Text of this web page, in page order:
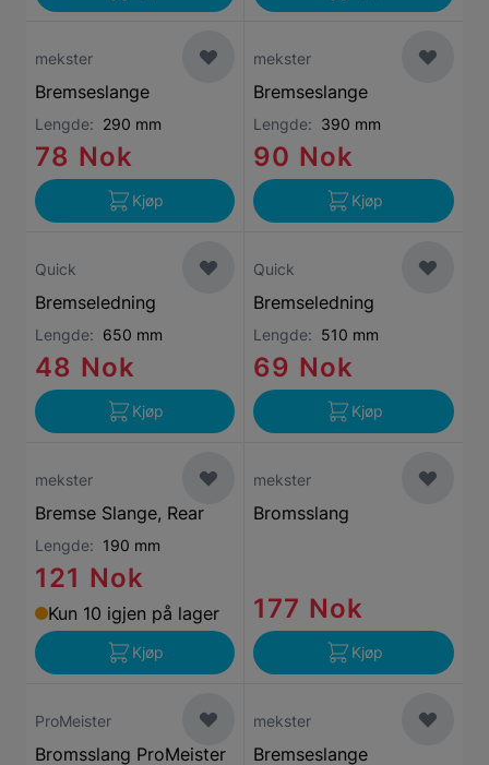
mekster
Bremseslange
Lengde: 290 mm
78 Nok
Kjøp
mekster
Bremseslange
Lengde: 390 mm
90 Nok
Kjøp
Quick
Bremseledning
Lengde: 650 mm
48 Nok
Kjøp
Quick
Bremseledning
Lengde: 510 mm
69 Nok
Kjøp
mekster
Bremse Slange, Rear
Lengde: 190 mm
121 Nok
Kun 10 igjen på lager
Kjøp
mekster
Bromsslang
177 Nok
Kjøp
ProMeister
Bromsslang ProMeister
mekster
Bremseslange